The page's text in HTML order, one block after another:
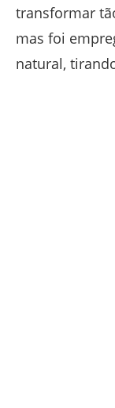
transformar
mas foi
natural,